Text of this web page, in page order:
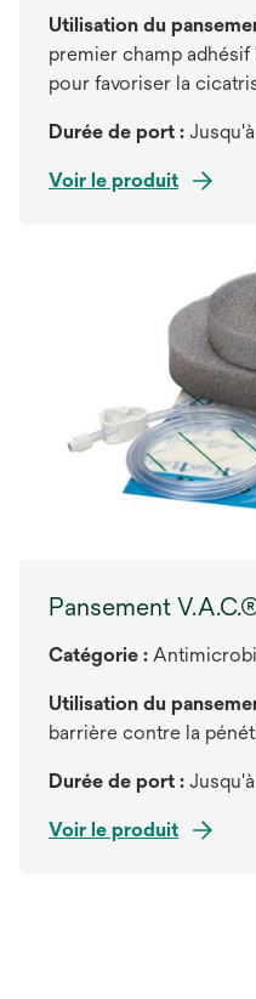
Utilisation du
premier champ
pour favoriser la
Durée de port :
Voir le produit
Pansement
Catégorie :
Utilisation du
barrière contre la
Durée de port :
Voir le produit